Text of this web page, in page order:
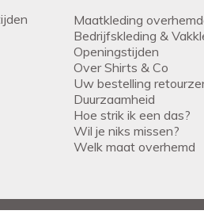
Maatkleding
Bedrijfskleding &
Openingstijden
Over Shirts & Co
Uw bestelling
Duurzaamheid
Hoe strik ik een das?
Wil je niks missen?
Welk maat overhemd